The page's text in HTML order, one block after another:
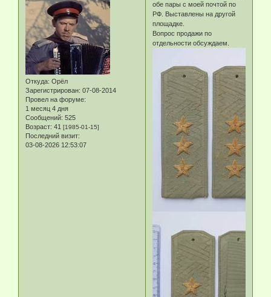
Откуда: Орёл
Зарегистрирован: 07-08-2014
Провел на форуме:
1 месяц 4 дня
Сообщений: 525
Возраст: 41 [1985-01-15]
Последний визит:
03-08-2026 12:53:07
обе пары с моей почтой по
РФ. Выставлены на другой
площадке.
Вопрос продажи по
отдельности обсуждаем.